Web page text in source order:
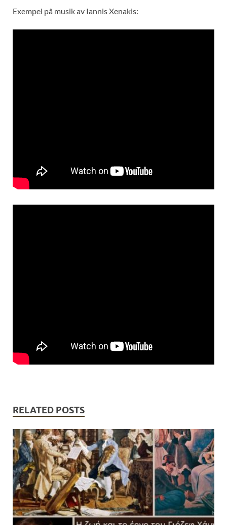
Exempel på musik av Iannis Xenakis:
RELATED POSTS